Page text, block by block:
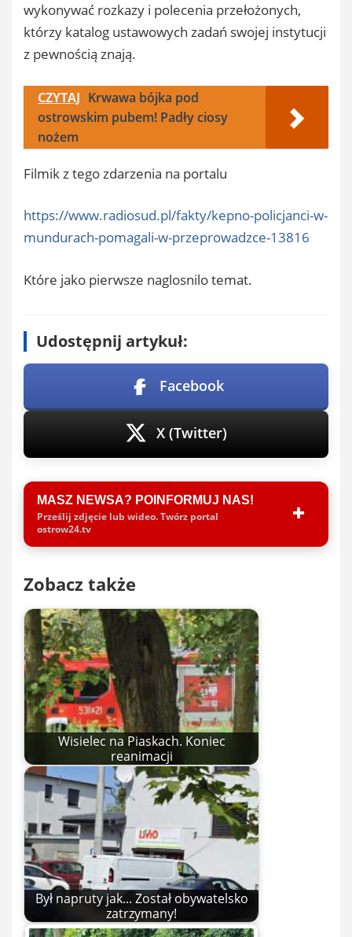
wykonywać rozkazy i polecenia przełożonych,
którzy katalog ustawowych zadań swojej instytucji
z pewnością znają.
CZYTAJ Krwawa bójka pod
ostrowskim pubem! Padły ciosy
nożem
Filmik z tego zdarzenia na portalu
https://www.radiosud.pl/fakty/kepno-policjanci-w-
mundurach-pomagali-w-przeprowadzce-13816
Które jako pierwsze naglosnilo temat.
Udostępnij artykuł:
Facebook
X (Twitter)
MASZ NEWSA? POINFORMUJ NAS!
Prześlij zdjęcie lub wideo. Twórz portal
ostrow24.tv
Zobacz także
Wisielec na Piaskach. Koniec
reanimacji
Był napruty jak... Został obywatelsko
zatrzymany!